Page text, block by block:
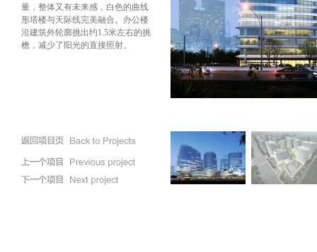
量，整体又有未来感，白色的曲线
形塔楼与天际线完美融合。办公楼
沿建筑外轮廓挑出约1.5米左右的挑
檐，减少了阳光的直接照射。